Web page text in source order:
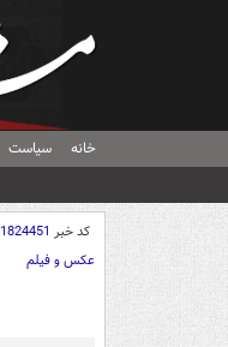
خانه سیاست
کد خبر 1824451
عکس و فیلم